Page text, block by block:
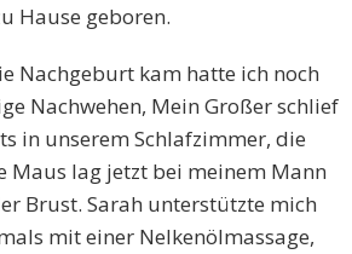
Hause geboren.
Nachgeburt kam hatte ich noch
Nachwehen, Mein Großer schlief
in unserem Schlafzimmer, die
Maus lag jetzt bei meinem Mann
Brust. Sarah unterstützte mich
mit einer Nelkenölmassage,